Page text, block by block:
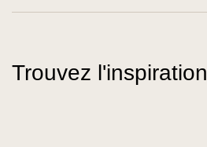
Trouvez l'inspiration